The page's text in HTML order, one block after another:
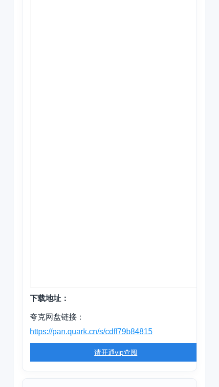
下载地址：
夸克网盘链接：
https://pan.quark.cn/s/cdff79b84815
请开通vip查阅